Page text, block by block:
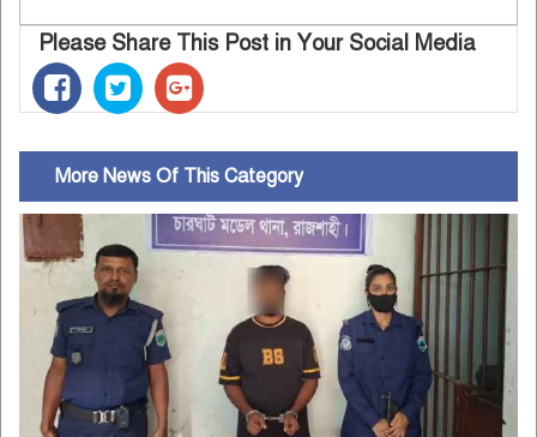
Please Share This Post in Your Social Media
More News Of This Category